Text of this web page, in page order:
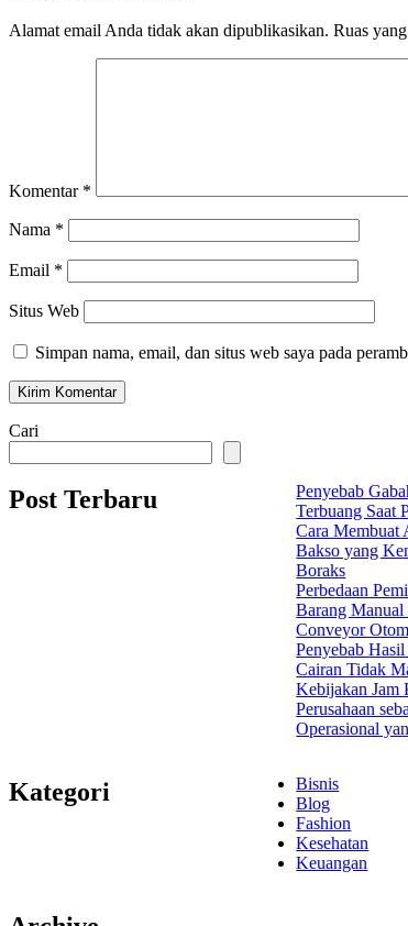
Alamat email Anda tidak akan dipublikasikan. Ruas
Komentar *
Nama *
Email *
Situs Web
Simpan nama, email, dan situs web saya pada
Cari
Post Terbaru
Penyebab
Terbuang Saat
Cara Membuat
Bakso yang
Boraks
Perbedaan
Barang Manual
Conveyor
Penyebab
Cairan Tidak
Kebijakan Jam
Perusahaan
Operasional
Kategori
Bisnis
Blog
Fashion
Kesehatan
Keuangan